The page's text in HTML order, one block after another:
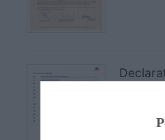
URSA